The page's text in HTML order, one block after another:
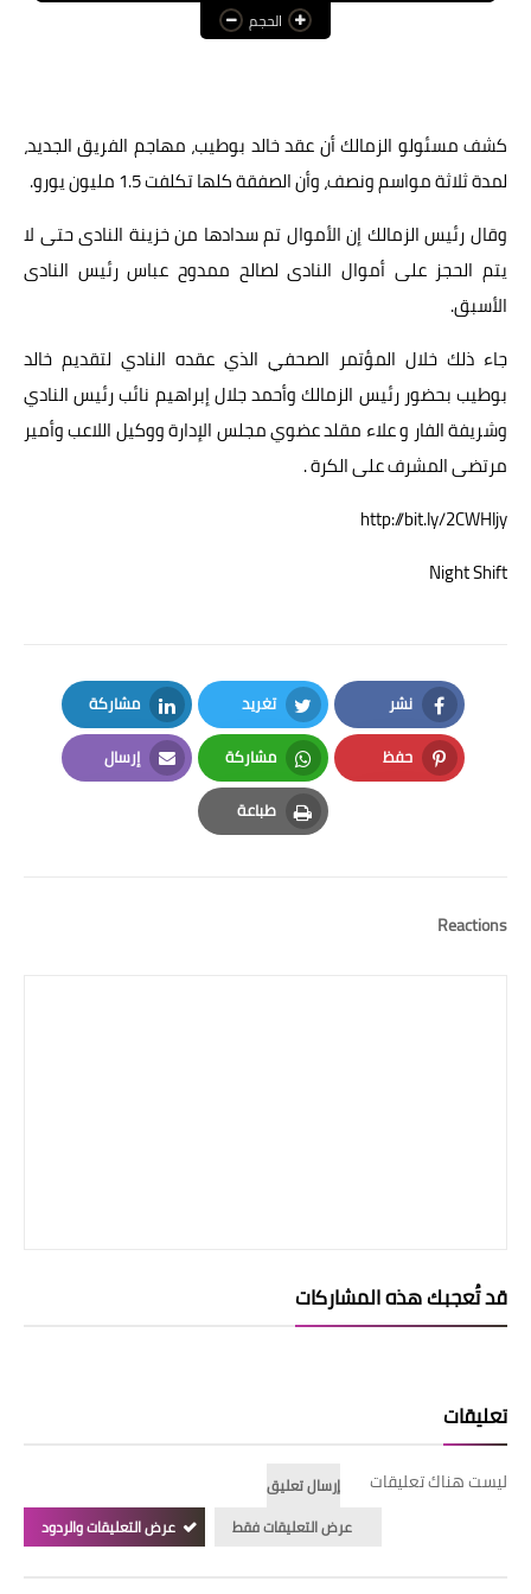
عالم المرأة
أخبار مصر
أخبار عربية
أخبار النجوم
أخبار العالم
الحجم
كشف مسئولو الزمالك أن عقد خالد بوطيب، مهاجم الفريق الجديد،
لمدة ثلاثة مواسم ونصف، وأن الصفقة كلها تكلفت 1.5 مليون يورو.
وقال رئيس الزمالك إن الأموال تم سدادها من خزينة النادى حتى لا
يتم الحجز على أموال النادى لصالح ممدوح عباس رئيس النادى
الأسبق.
جاء ذلك خلال المؤتمر الصحفي الذي عقده النادي لتقديم خالد
بوطيب بحضور رئيس الزمالك وأحمد جلال إبراهيم نائب رئيس النادي
وشريفة الفار و علاء مقلد عضوي مجلس الإدارة ووكيل اللاعب وأمير
مرتضى المشرف على الكرة .
http://bit.ly/2CWHljy
Night Shift
نشر
Facebook
تغريد
Twitter
مشاركة
LinkedIn
حفظ
Pinterest
مشاركة
Whatsapp
إرسال
Email
طباعة
Print
Reactions
قد تُعجبك هذه المشاركات
تعليقات
ليست هناك تعليقات
إرسال تعليق
عرض التعليقات فقط
عرض التعليقات والردود